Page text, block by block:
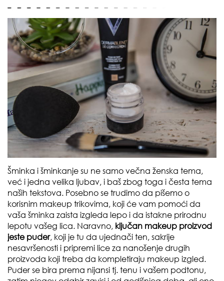
Šminka i šminkanje su ne samo večna ženska tema,
već i jedna velika ljubav, i baš zbog toga i česta tema
naših tekstova. Posebno se trudimo da pišemo o
korisnim makeup trikovima, koji će vam pomoći da
vaša šminka zaista izgleda lepo i da istakne prirodnu
lepotu vašeg lica. Naravno, ključan makeup proizvod
jeste puder, koji je tu da ujednači ten, sakrije
nesavršenosti i pripremi lice za nanošenje drugih
proizvoda koji treba da kompletiraju makeup izgled.
Puder se bira prema nijansi tj. tenu i vašem podtonu,